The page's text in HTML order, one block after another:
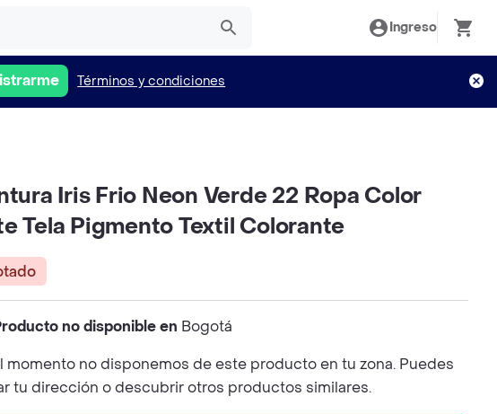
Ingreso
Términos y condiciones
Iris Frio Neon Verde 22 Ropa Color
Tela Pigmento Textil Colorante
no disponible en Bogotá
momento no disponemos de este producto en tu zona. Puedes
tu dirección o descubrir otros productos similares.